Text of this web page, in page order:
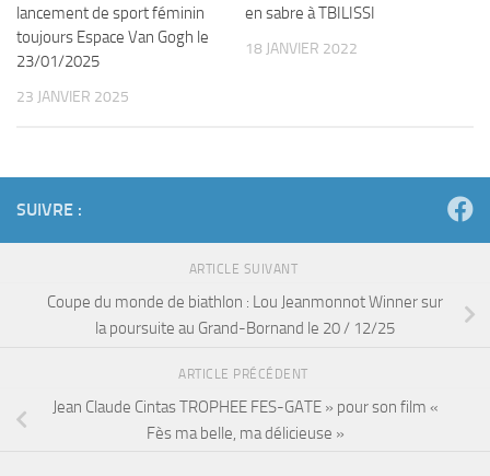
lancement de sport féminin
toujours Espace Van Gogh le
23/01/2025
23 JANVIER 2025
en sabre à TBILISSI
18 JANVIER 2022
SUIVRE :
ARTICLE SUIVANT
Coupe du monde de biathlon : Lou Jeanmonnot Winner sur
la poursuite au Grand-Bornand le 20 / 12/25
ARTICLE PRÉCÉDENT
Jean Claude Cintas TROPHEE FES-GATE » pour son film «
Fès ma belle, ma délicieuse »